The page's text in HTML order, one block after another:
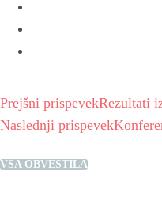
Prejšni prispevekRezultati
Naslednji prispevek
VSA OBVESTILA